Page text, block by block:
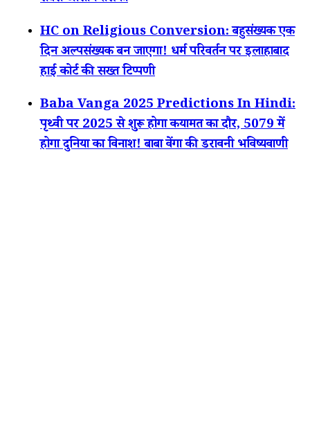
HC on Religious Conversion: बहुसंख्यक एक
दिन अल्पसंख्यक बन जाएगा! धर्म परिवर्तन पर इलाहाबाद
हाई कोर्ट की सख्त टिप्पणी
Baba Vanga 2025 Predictions In Hindi:
पृथ्वी पर 2025 से शुरू होगा कयामत का दौर, 5079 में
होगा दुनिया का विनाश! बाबा वेंगा की डरावनी भविष्यवाणी